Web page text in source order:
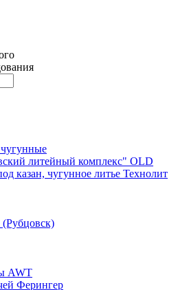
литейный комплекс" OLD
казан, чугунное литье Технолит
AWT
Ферингер